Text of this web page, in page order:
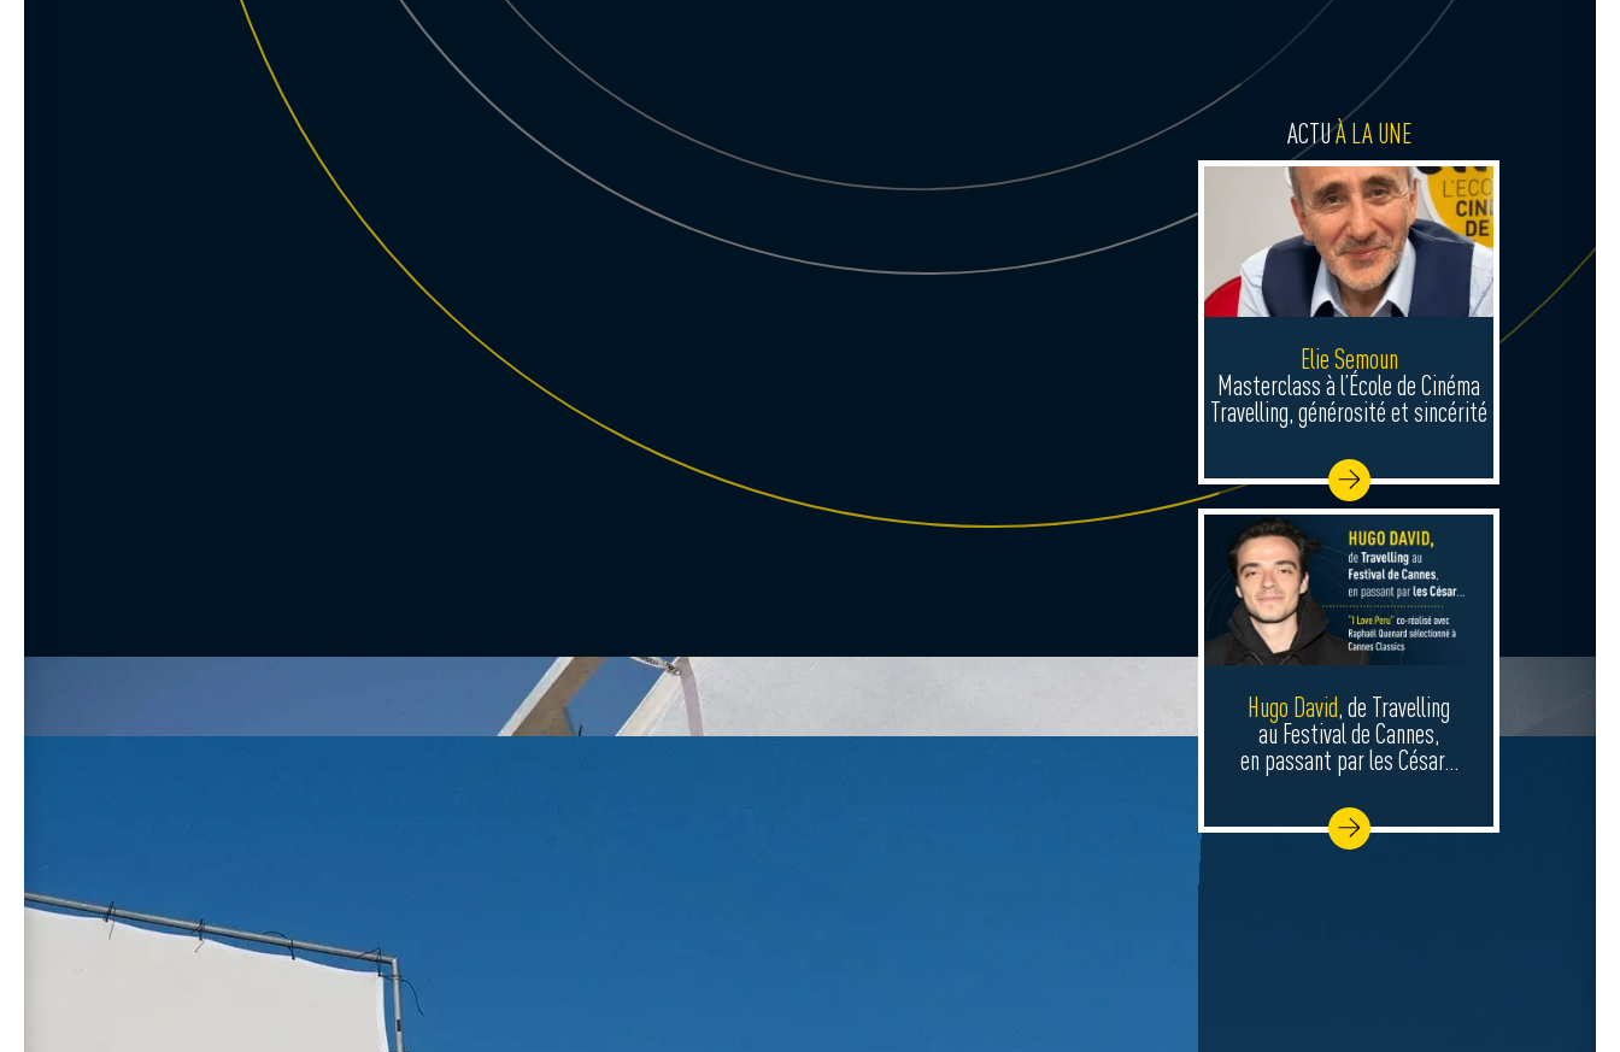
ACTUÀ LA UNE
Elie Semoun
Masterclass à l’École de Cinéma
Travelling, générosité et sincérité
Hugo David, de Travelling
au Festival de Cannes,
en passant par les César…